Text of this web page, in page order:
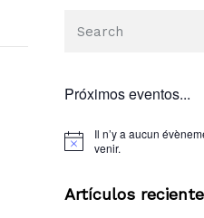
Próximos eventos...
Il n’y a aucun
venir.
Artículos